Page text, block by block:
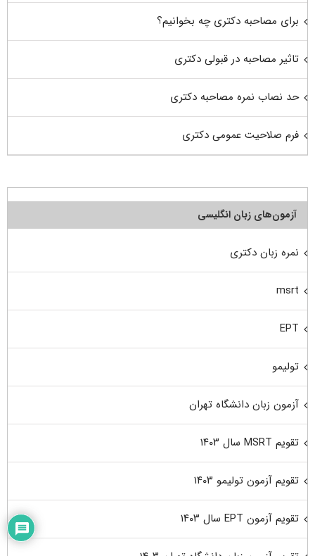
برای مصاحبه دکتری چه بخوانیم؟
تاثیر مصاحبه در قبولی دکتری
حد نصاب نمره مصاحبه دکتری
فرم صلاحیت عمومی دکتری
آزمون‌های زبان انگلیسی
نمره زبان دکتری
msrt
EPT
تولیمو
آزمون زبان دانشگاه تهران
تقویم MSRT سال ۱۴۰۳
تقویم آزمون تولیمو ۱۴۰۳
تقویم آزمون EPT سال ۱۴۰۳